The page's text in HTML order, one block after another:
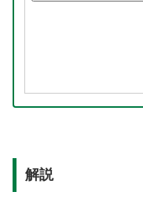
解説